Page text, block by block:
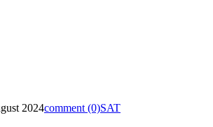
2024comment (0)SAT